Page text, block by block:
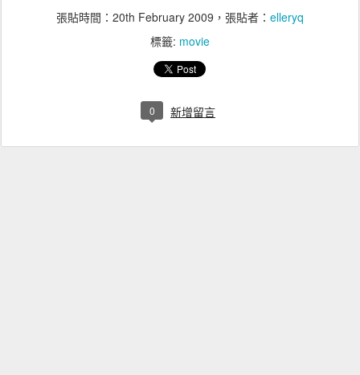
張貼時間： 20th February 2009 ，張貼者： elleryq
標籤: movie
0 新增留言